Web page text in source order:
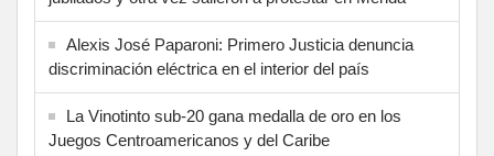
Alexis José Paparoni: Primero Justicia denuncia
discriminación eléctrica en el interior del país
La Vinotinto sub-20 gana medalla de oro en los
Juegos Centroamericanos y del Caribe